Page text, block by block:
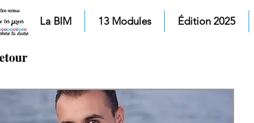
La BIM 13 Modules Édition 2025